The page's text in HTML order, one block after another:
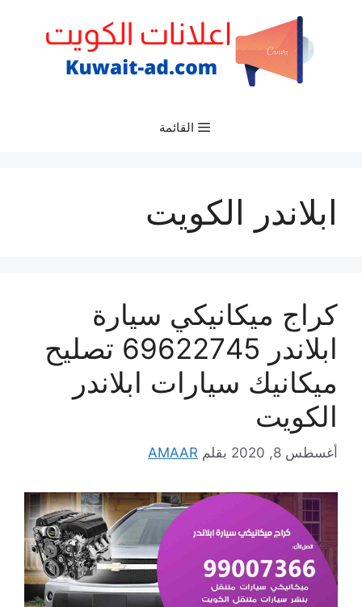
القائمة
ابلاندر الكويت
كراج ميكانيكي سيارة
ابلاندر 69622745 تصليح
ميكانيك سيارات ابلاندر
الكويت
أغسطس 8, 2020 بقلم AMAAR